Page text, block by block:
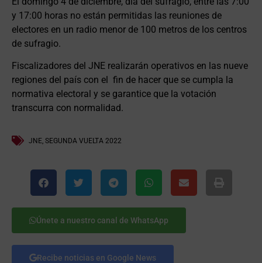
y 17:00 horas no están permitidas las reuniones de
electores en un radio menor de 100 metros de los centros
de sufragio.
Fiscalizadores del JNE realizarán operativos en las nueve
regiones del país con el fin de hacer que se cumpla la
normativa electoral y se garantice que la votación
transcurra con normalidad.
JNE, SEGUNDA VUELTA 2022
Únete a nuestro canal de WhatsApp
Recibe noticias en Google News